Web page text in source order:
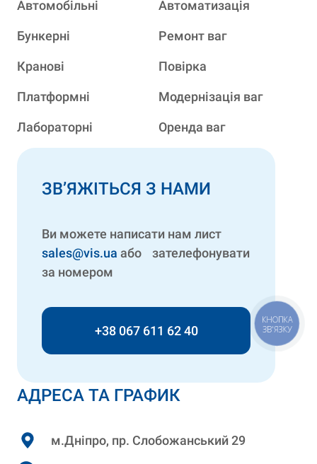
АДРЕСА ТА ГРАФИК
м.Дніпро, пр. Слобожанський 29
Автомобільні
Бункерні
Кранові
Платформні
Лабораторні
Автоматизація
Ремонт ваг
Повірка
Модернізація ваг
Оренда ваг
ЗВ’ЯЖІТЬСЯ З НАМИ
Ви можете написати нам лист
sales@vis.ua або зателефонувати
за номером
+38 067 611 62 40
КНОПКА
ЗВ'ЯЗКУ